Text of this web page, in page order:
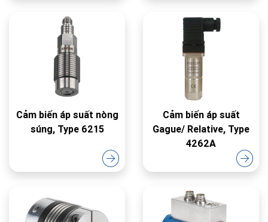
Cảm biến áp suất nòng
súng, Type 6215
Cảm biến áp suất
Gague/ Relative, Type
4262A